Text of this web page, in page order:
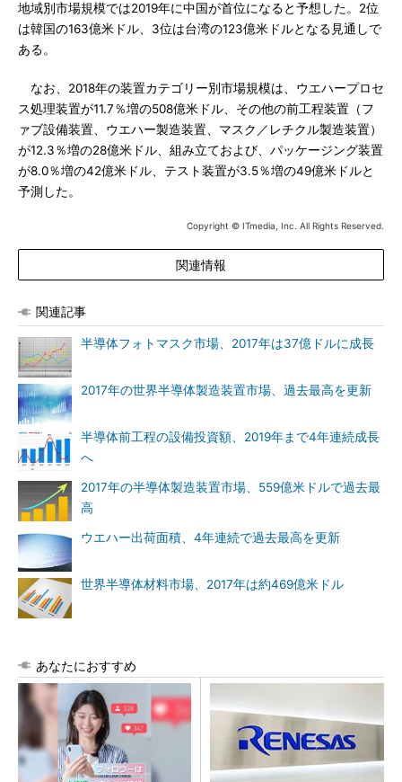
地域別市場規模では2019年に中国が首位になると予想した。2位
は韓国の163億米ドル、3位は台湾の123億米ドルとなる見通しで
ある。
なお、2018年の装置カテゴリー別市場規模は、ウエハープロセ
ス処理装置が11.7％増の508億米ドル、その他の前工程装置（フ
ァブ設備装置、ウエハー製造装置、マスク／レチクル製造装置）
が12.3％増の28億米ドル、組み立ておよび、パッケージング装置
が8.0％増の42億米ドル、テスト装置が3.5％増の49億米ドルと
予測した。
Copyright © ITmedia, Inc. All Rights Reserved.
関連情報
関連記事
半導体フォトマスク市場、2017年は37億ドルに成長
2017年の世界半導体製造装置市場、過去最高を更新
半導体前工程の設備投資額、2019年まで4年連続成長
へ
2017年の半導体製造装置市場、559億米ドルで過去最
高
ウエハー出荷面積、4年連続で過去最高を更新
世界半導体材料市場、2017年は約469億米ドル
あなたにおすすめ